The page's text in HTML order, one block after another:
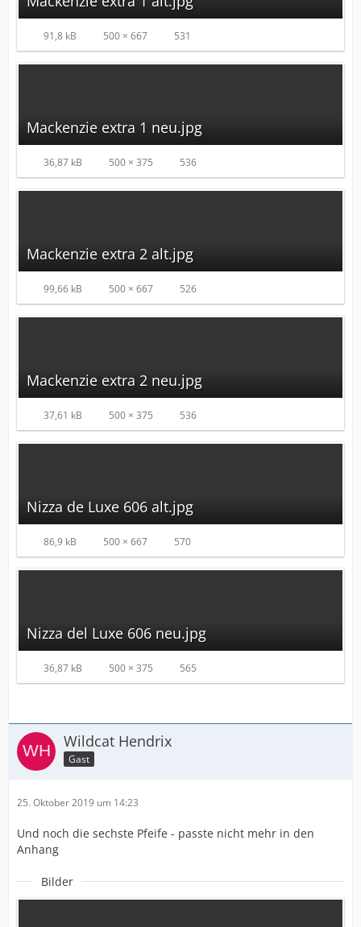
91,8 kB 500 × 667 531
Mackenzie extra 1 neu.jpg
36,87 kB 500 × 375 536
Mackenzie extra 2 alt.jpg
99,66 kB 500 × 667 526
Mackenzie extra 2 neu.jpg
37,61 kB 500 × 375 536
Nizza de Luxe 606 alt.jpg
86,9 kB 500 × 667 570
Nizza del Luxe 606 neu.jpg
36,87 kB 500 × 375 565
Wildcat Hendrix
Gast
25. Oktober 2019 um 14:23
Und noch die sechste Pfeife - passte nicht mehr in den
Anhang
Bilder